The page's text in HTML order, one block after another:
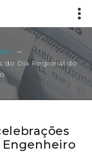
do Dia Regional do
Engenheiro